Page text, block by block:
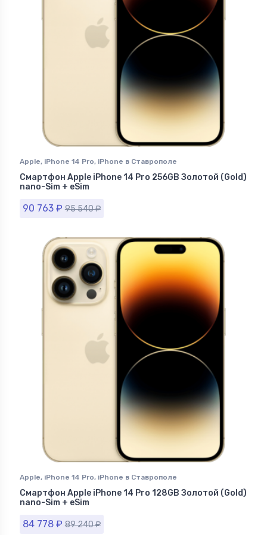
Apple, iPhone 14 Pro, iPhone в Ставрополе
Смартфон Apple iPhone 14 Pro 256GB Золотой (Gold)
nano-Sim + eSim
90 763 ₽ 95 540₽
Apple, iPhone 14 Pro, iPhone в Ставрополе
Смартфон Apple iPhone 14 Pro 128GB Золотой (Gold)
nano-Sim + eSim
84 778 ₽ 89 240₽